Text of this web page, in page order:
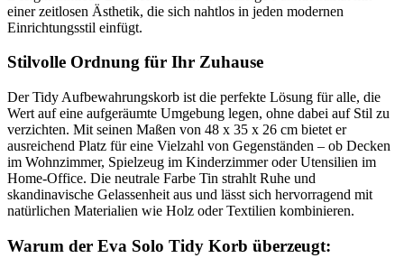
einer zeitlosen Ästhetik, die sich nahtlos in jeden modernen
Einrichtungsstil einfügt.
Stilvolle Ordnung für Ihr Zuhause
Der Tidy Aufbewahrungskorb ist die perfekte Lösung für alle, die
Wert auf eine aufgeräumte Umgebung legen, ohne dabei auf Stil zu
verzichten. Mit seinen Maßen von 48 x 35 x 26 cm bietet er
ausreichend Platz für eine Vielzahl von Gegenständen – ob Decken
im Wohnzimmer, Spielzeug im Kinderzimmer oder Utensilien im
Home-Office. Die neutrale Farbe Tin strahlt Ruhe und
skandinavische Gelassenheit aus und lässt sich hervorragend mit
natürlichen Materialien wie Holz oder Textilien kombinieren.
Warum der Eva Solo Tidy Korb überzeugt: